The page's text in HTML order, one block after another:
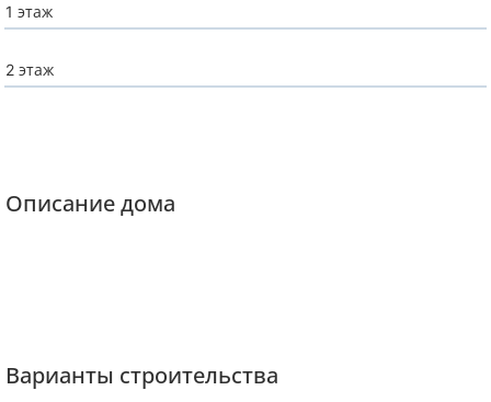
1 этаж
2 этаж
Описание дома
Варианты строительства